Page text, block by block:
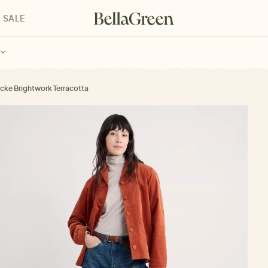
für Kinder
SALE
Brightwork Terracotta